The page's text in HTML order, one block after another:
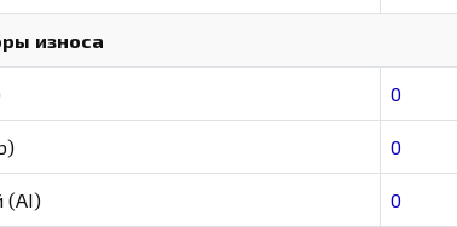
износа
0
0
(AI) 0